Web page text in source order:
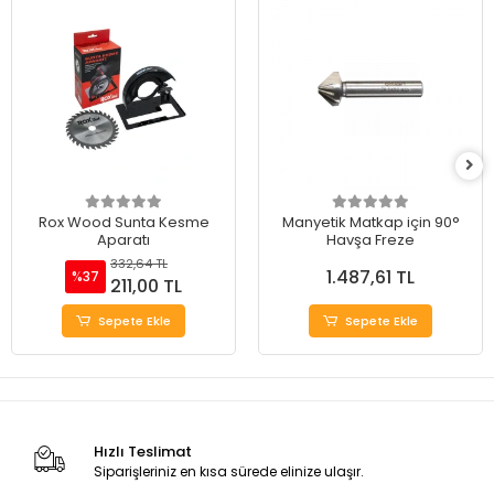
Rox Wood Sunta Kesme
Aparatı
%37
332,64 TL
211,00 TL
Sepete Ekle
Manyetik Matkap için 90°
Havşa Freze
1.487,61 TL
Sepete Ekle
Hızlı Teslimat
Siparişleriniz en kısa sürede elinize ulaşır.